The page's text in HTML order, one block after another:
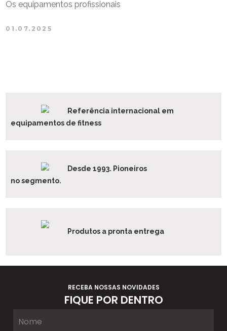
Os equipamentos profissionais
01.07.2025
Referência internacional em
equipamentos de fitness
Desde 1993. Pioneiros
no segmento.
Produtos a pronta entrega
RECEBA NOSSAS NOVIDADES
FIQUE POR DENTRO